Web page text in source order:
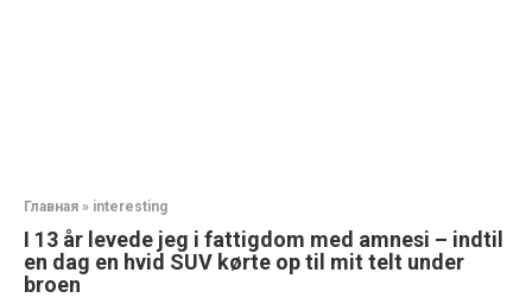
Главная » interesting
I 13 år levede jeg i fattigdom med amnesi – indtil
en dag en hvid SUV kørte op til mit telt under
broen